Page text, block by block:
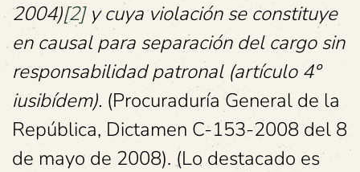
2004)[2]y cuya violación se constituye
en causal para separación del cargo sin
responsabilidad patronal (artículo 4°
iusibídem). (Procuraduría General de la
República, Dictamen C-153-2008 del 8
de mayo de 2008). (Lo destacado es